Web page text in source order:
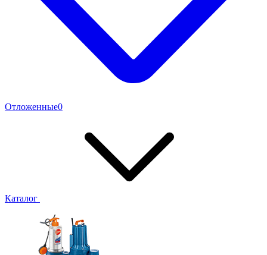
Отложенные0
Каталог